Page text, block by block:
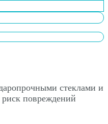
стеклами и
повреждений